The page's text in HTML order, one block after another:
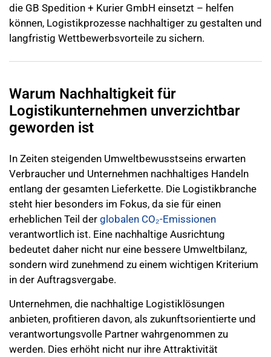
die GB Spedition + Kurier GmbH einsetzt – helfen
können, Logistikprozesse nachhaltiger zu gestalten und
langfristig Wettbewerbsvorteile zu sichern.
Warum Nachhaltigkeit für
Logistikunternehmen unverzichtbar
geworden ist
In Zeiten steigenden Umweltbewusstseins erwarten
Verbraucher und Unternehmen nachhaltiges Handeln
entlang der gesamten Lieferkette. Die Logistikbranche
steht hier besonders im Fokus, da sie für einen
erheblichen Teil der globalen CO₂-Emissionen
verantwortlich ist. Eine nachhaltige Ausrichtung
bedeutet daher nicht nur eine bessere Umweltbilanz,
sondern wird zunehmend zu einem wichtigen Kriterium
in der Auftragsvergabe.
Unternehmen, die nachhaltige Logistiklösungen
anbieten, profitieren davon, als zukunftsorientierte und
verantwortungsvolle Partner wahrgenommen zu
werden. Dies erhöht nicht nur ihre Attraktivität